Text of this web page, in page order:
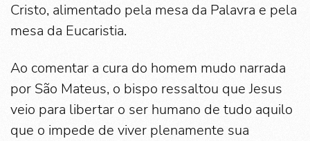
Cristo, alimentado pela mesa da Palavra e pela
mesa da Eucaristia.
Ao comentar a cura do homem mudo narrada
por São Mateus, o bispo ressaltou que Jesus
veio para libertar o ser humano de tudo aquilo
que o impede de viver plenamente sua